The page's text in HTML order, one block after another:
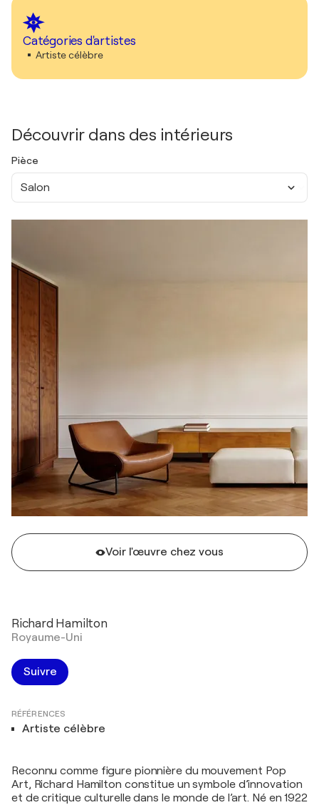
Catégories d'artistes
Artiste célèbre
Découvrir dans des intérieurs
Pièce
Salon
Voir l'œuvre chez vous
Richard Hamilton
Royaume-Uni
Suivre
RÉFÉRENCES
Artiste célèbre
Reconnu comme figure pionnière du mouvement Pop
Art, Richard Hamilton constitue un symbole d’innovation
et de critique culturelle dans le monde de l’art. Né en 1922